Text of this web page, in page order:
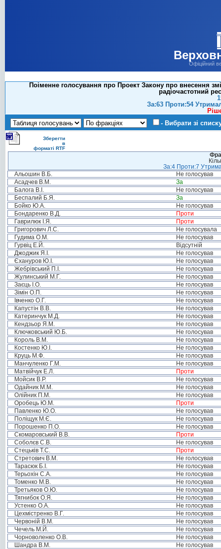
Офіційний
Поіменне голосування про Проект Закону про внесення
радіочастотний
За:63 Проти:54
- Вибрати зі
Зберегти
в
форматі RTF
За:4 Проти:7
Альошин В.Б.
Не голосував
Асадчев В.М.
За
Балога В.І.
Не голосував
Беспалий Б.Я.
За
Бойко Ю.А.
Не голосував
Бондаренко В.Д.
Проти
Гаврилюк І.Я.
Проти
Григорович Л.С.
Не голосувала
Гудима О.М.
Не голосував
Гурвіц Е.Й.
Відсутній
Джоджик Я.І.
Не голосував
Єхануров Ю.І.
Не голосував
Жебрівський П.І.
Не голосував
Жулинський М.Г.
Не голосував
Заєць І.О.
Не голосував
Зімін О.П.
Не голосував
Івченко О.Г.
Не голосував
Капустін В.В.
Не голосував
Катеринчук М.Д.
Не голосував
Кендзьор Я.М.
Не голосував
Ключковський Ю.Б.
Не голосував
Король В.М.
Не голосував
Костенко Ю.І.
Не голосував
Круць М.Ф.
Не голосував
Манчуленко Г.М.
Не голосував
Матвійчук Е.Л.
Проти
Мойсик В.Р.
Не голосував
Одайник М.М.
Не голосував
Олійник П.М.
Не голосував
Оробець Ю.М.
Проти
Павленко Ю.О.
Не голосував
Поліщук М.Є.
Не голосував
Порошенко П.О.
Не голосував
Скомаровський В.В.
Проти
Соболєв С.В.
Не голосував
Стецьків Т.С.
Проти
Стретович В.М.
Не голосував
Тарасюк Б.І.
Не голосував
Терьохін С.А.
Не голосував
Томенко М.В.
Не голосував
Третьяков О.Ю.
Не голосував
Тягнибок О.Я.
Не голосував
Устенко О.А.
Не голосував
Цехмістренко В.Г.
Не голосував
Червоній В.М.
Не голосував
Чечель М.Й.
Не голосував
Чорноволенко О.В.
Не голосував
Шандра В.М.
Не голосував